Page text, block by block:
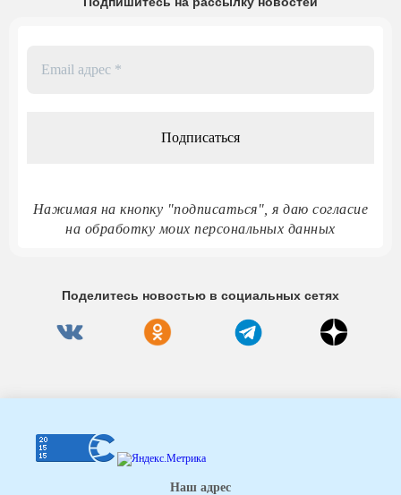
Нажимая на кнопку "подписаться", я даю согласие
на обработку моих персональных данных
Поделитесь новостью в социальных сетях
Наш адрес